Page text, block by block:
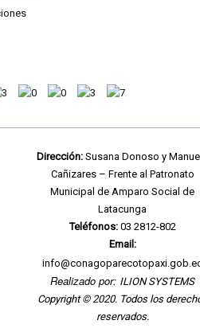
Dirección: Susana Donoso y
Cañizares – Frente al Patronato
Municipal de Amparo Social de
Latacunga
Teléfonos:03 2812-802
Email:
Realizado por: ILION SYSTEMS
Copyright © 2020. Todos los
reservados.